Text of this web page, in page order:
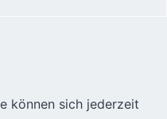
können sich jederzeit